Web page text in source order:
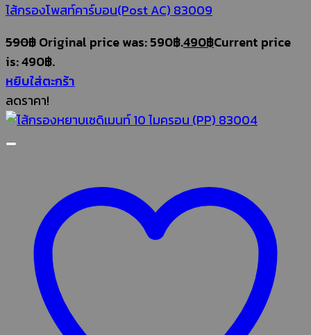
ไส้กรองโพสท์คาร์บอน(Post AC) 83009
590฿Original price was: 590฿.490฿Current price
is: 490฿.
หยิบใส่ตะกร้า
ลดราคา!